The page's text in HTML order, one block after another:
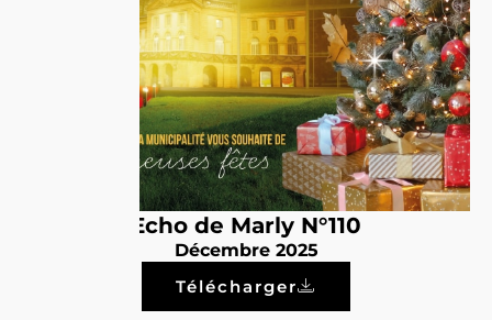
Echo de Marly N°110
Décembre 2025
Télécharger